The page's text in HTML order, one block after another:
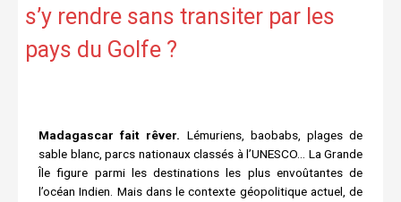
s’y rendre sans transiter par les
pays du Golfe ?
Madagascar fait rêver. Lémuriens, baobabs, plages de
sable blanc, parcs nationaux classés à l’UNESCO… La Grande
Île figure parmi les destinations les plus envoûtantes de
l’océan Indien. Mais dans le contexte géopolitique actuel, de